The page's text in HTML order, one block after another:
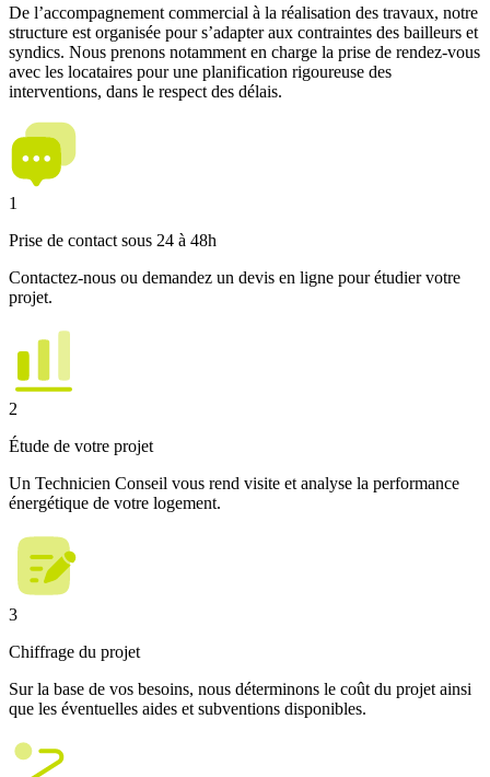
De l’accompagnement commercial à la réalisation des travaux, notre
structure est organisée pour s’adapter aux contraintes des bailleurs et
syndics. Nous prenons notamment en charge la prise de rendez-vous
avec les locataires pour une planification rigoureuse des
interventions, dans le respect des délais.
1
Prise de contact sous 24 à 48h
Contactez-nous ou demandez un devis en ligne pour étudier votre
projet.
2
Étude de votre projet
Un Technicien Conseil vous rend visite et analyse la performance
énergétique de votre logement.
3
Chiffrage du projet
Sur la base de vos besoins, nous déterminons le coût du projet ainsi
que les éventuelles aides et subventions disponibles.